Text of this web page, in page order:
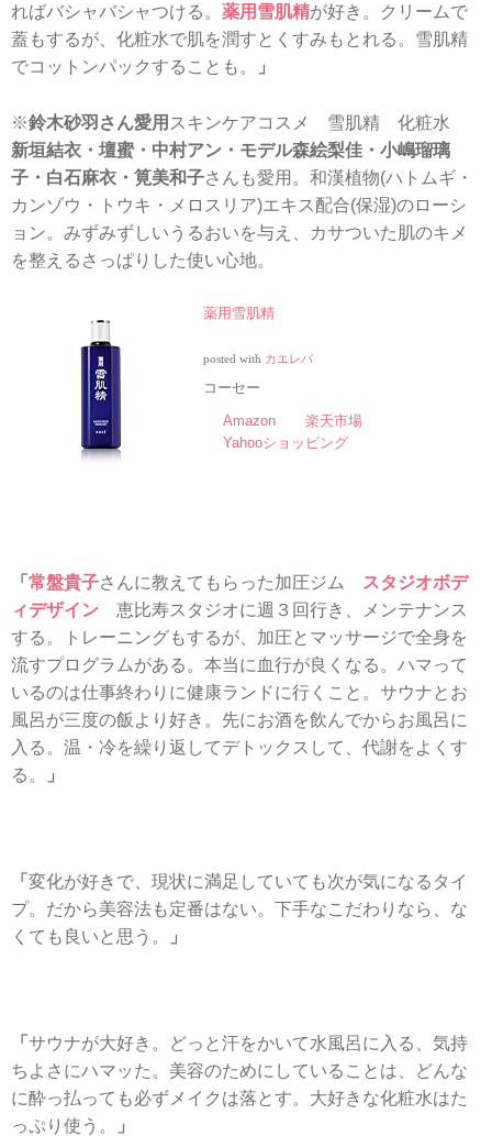
ればバシャバシャつける。 薬用雪肌精が好き。クリームで
蓋もするが、化粧水で肌を潤すとくすみもとれる。雪肌精
でコットンパックすることも。
」
※鈴木砂羽さん愛用 スキンケアコスメ 雪肌精 化粧水
新垣結衣・壇蜜・中村アン・モデル森絵梨佳・小嶋瑠璃
子・白石麻衣・筧美和子さんも愛用。和漢植物(ハトムギ・
カンゾウ・トウキ・メロスリア)エキス配合(保湿)のローシ
ョン。みずみずしいうるおいを与え、カサついた肌のキメ
を整えるさっぱりした使い心地。
薬用雪肌精
posted with カエレバ
コーセー
Amazon
楽天市場
Yahooショッピング
「 常盤貴子さんに教えてもらった加圧ジム
スタジオボデ
ィデザイン 恵比寿スタジオに週３回行き、メンテナンス
する。トレーニングもするが、加圧とマッサージで全身を
流すプログラムがある。本当に血行が良くなる。ハマって
いるのは仕事終わりに健康ランドに行くこと。サウナとお
風呂が三度の飯より好き。先にお酒を飲んでからお風呂に
入る。温・冷を繰り返してデトックスして、代謝をよくす
る。
」
「 変化が好きで、現状に満足していても次が気になるタイ
プ。だから美容法も定番はない。下手なこだわりなら、な
くても良いと思う。
」
「 サウナが大好き。どっと汗をかいて水風呂に入る、気持
ちよさにハマッた。美容のためにしていることは、どんな
に酔っ払っても必ずメイクは落とす。大好きな化粧水はた
っぷり使う。
」